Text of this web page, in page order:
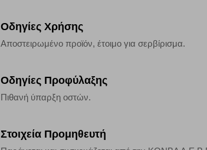
Οδηγίες Χρήσης
Αποστειρωμένο προϊόν, έτοιμο για σερβίρισμα.
Οδηγίες Προφύλαξης
Πιθανή ύπαρξη οστών.
Στοιχεία Προμηθευτή